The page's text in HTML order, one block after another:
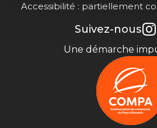
Accessibilité : partiellement
Suivez-nous
Une démarche